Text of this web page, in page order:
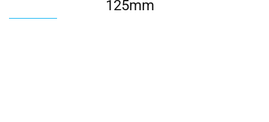
125mm